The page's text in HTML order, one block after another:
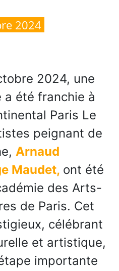
2024
2024, une
a été franchie à
Paris Le
peignant de
Arnaud
Maudet, ont été
des Arts-
de Paris. Cet
célébrant
et artistique,
importante